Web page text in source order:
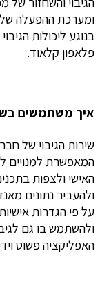
ומערכת ההפעלה
בנוגע ליכולות
פלאפון קלאוד.
איך משתמשים
שירות הגיבוי של
המאפשרת למנויים
האישי ולצפות
ולהעביר נתונים
על פי הגדרות
ולהשתמש בו גם
האפליקציה פשוט